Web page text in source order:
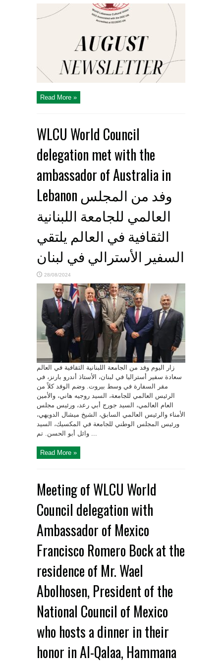
Read More »
WLCU World Council
delegation met with the
ambassador of Australia in
Lebanon وفد من المجلس
العالمي للجامعة اللبنانية
الثقافية في العالم يلتقي
السفير الأسترالي في لبنان
28/08/2024
زار اليوم وفد من الجامعة اللبنانية الثقافية في العالم
سعادة سفير أستراليا في لبنان، الأستاذ أندرو بارنز، في
مقر السفارة في وسط بيروت. وضم الوفد كلاً من
الرئيس العالمي للجامعة، السيد روجيه هاني، والأمين
العام العالمي، السيد جورج أبي رعد، ورئيس مجلس
الأمناء والرئيس العالمي السابق، الشيخ ميشال الدويهي،
ورئيس المجلس الوطني للجامعة في المكسيك، السيد
وائل أبو الحسن. تم ...
Read More »
Meeting of WLCU World
Council delegation with
Ambassador of Mexico
Francisco Romero Bock at the
residence of Mr. Wael
Abolhosen, President of the
National Council of Mexico
who hosts a dinner in their
honor in Al-Qalaa, Hammana